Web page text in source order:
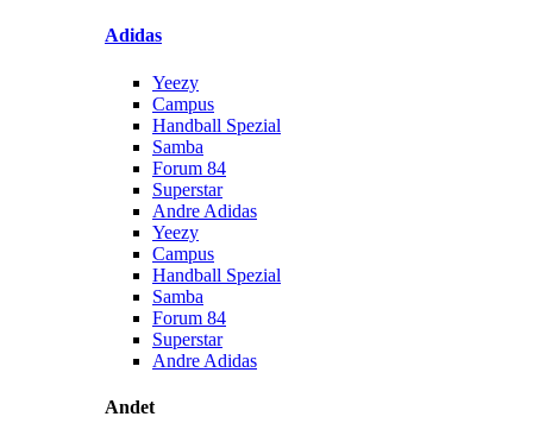
Adidas
Yeezy
Campus
Handball Spezial
Samba
Forum 84
Superstar
Andre Adidas
Yeezy
Campus
Handball Spezial
Samba
Forum 84
Superstar
Andre Adidas
Andet